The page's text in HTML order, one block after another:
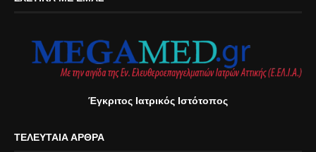
Έγκριτος Ιατρικός Ιστότοπος
ΤΕΛΕΥΤΑΊΑ ΆΡΘΡΑ